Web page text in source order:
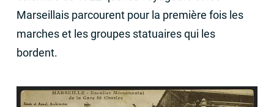
Marseillais parcourent pour la première fois les
marches et les groupes statuaires qui les
bordent.